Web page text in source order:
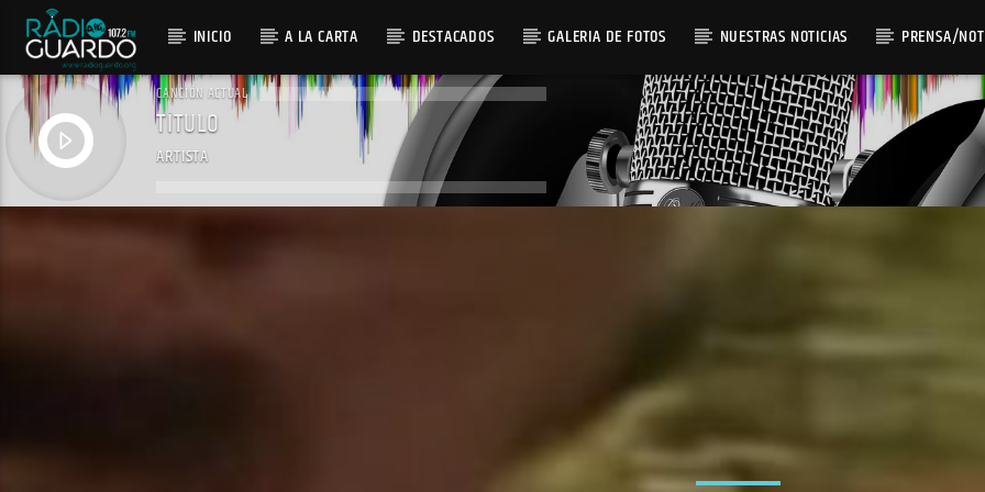
INICIO A LA CARTA DESTACADOS GALERIA DE FOTOS NUESTRAS NOTICIAS PRENSA/
CANCIÓN ACTUAL
TÍTULO
ARTISTA